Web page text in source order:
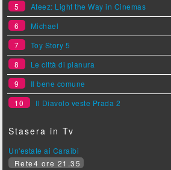
5
Ateez: Light the Way in Cinemas
6
Michael
7
Toy Story 5
8
Le città di pianura
9
Il bene comune
10
Il Diavolo veste Prada 2
Stasera in Tv
Un'estate ai Caraibi
Rete4 ore 21.35